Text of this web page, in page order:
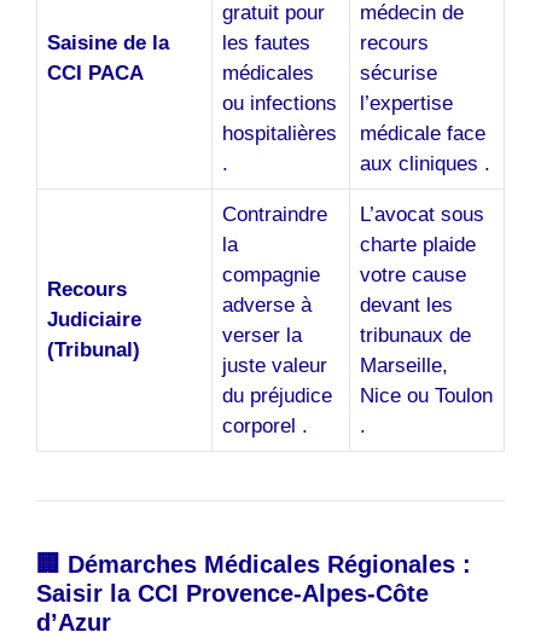
Saisine de la
CCI PACA
gratuit pour
les fautes
médicales
ou infections
hospitalières
.
médecin de
recours
sécurise
l’expertise
médicale face
aux cliniques .
Recours
Judiciaire
(Tribunal)
Contraindre
la
compagnie
adverse à
verser la
juste valeur
du préjudice
corporel .
L’avocat sous
charte plaide
votre cause
devant les
tribunaux de
Marseille,
Nice ou Toulon
.
🏢 Démarches Médicales Régionales :
Saisir la CCI Provence-Alpes-Côte
d’Azur